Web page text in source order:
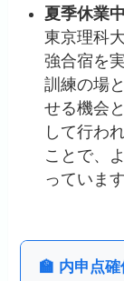
夏季休業
東京理科
強合宿を
訓練の場
せる機会
して行わ
ことで、
っています
🏫 内申点